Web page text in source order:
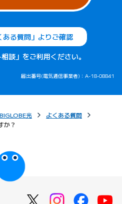
ある質問」よりご確認
談」をご利用ください。
届出番号(電気通信事業者)：A-18-08841
光
よくある質問
か？
）
ぷるのページ